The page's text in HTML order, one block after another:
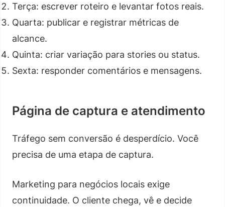
Terça: escrever roteiro e levantar fotos reais.
Quarta: publicar e registrar métricas de
alcance.
Quinta: criar variação para stories ou status.
Sexta: responder comentários e mensagens.
Página de captura e atendimento
Tráfego sem conversão é desperdício. Você
precisa de uma etapa de captura.
Marketing para negócios locais exige
continuidade. O cliente chega, vê e decide